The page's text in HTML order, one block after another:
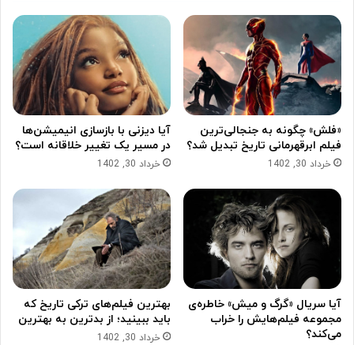
«فلش» چگونه به جنجالی‌ترین
فیلم ابرقهرمانی تاریخ تبدیل شد؟
خرداد 30, 1402
آیا دیزنی با بازسازی انیمیشن‌ها
در مسیر یک تغییر خلاقانه است؟
خرداد 30, 1402
آیا سریال «گرگ و میش» خاطره‌ی
مجموعه‌ فیلم‌هایش را خراب
می‌کند؟
بهترین فیلم‌های ترکی تاریخ که
باید ببینید؛ از بدترین به بهترین
خرداد 30, 1402